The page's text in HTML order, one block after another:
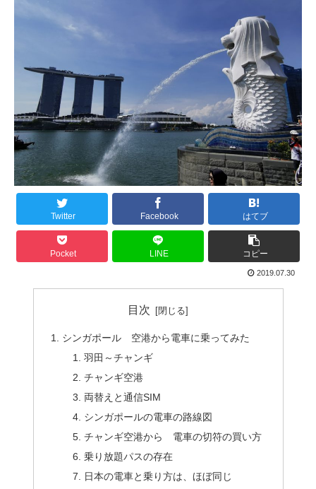
Twitter Facebook はてブ
Pocket LINE コピー
2019.07.30
目次
シンガポール 空港から電車に乗ってみた
羽田～チャンギ
チャンギ空港
両替えと通信SIM
シンガポールの電車の路線図
チャンギ空港から 電車の切符の買い方
乗り放題パスの存在
日本の電車と乗り方は、ほぼ同じ